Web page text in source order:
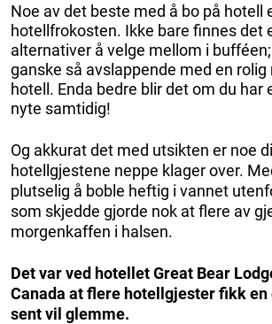
Noe av det beste med å bo på hotell
hotellfrokosten. Ikke bare finnes det
alternativer å velge mellom i
ganske så avslappende med en rolig
hotell. Enda bedre blir det om du har
nyte samtidig!
Og akkurat det med utsikten er noe
hotellgjestene neppe klager over.
plutselig å boble heftig i vannet
som skjedde gjorde nok at flere av
morgenkaffen i halsen.
Det var ved hotellet Great Bear
Canada at flere hotellgjester fikk en
sent vil glemme.